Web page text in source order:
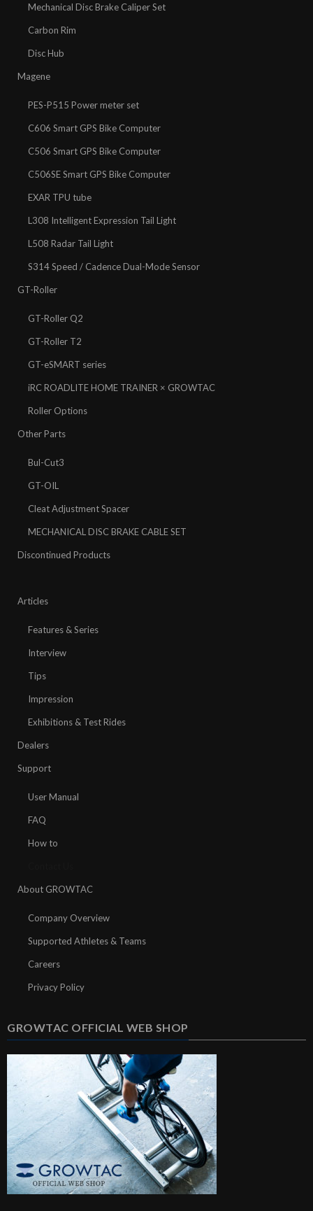
Mechanical Disc Brake Caliper Set
Carbon Rim
Disc Hub
Magene
PES-P515 Power meter set
C606 Smart GPS Bike Computer
C506 Smart GPS Bike Computer
C506SE Smart GPS Bike Computer
EXAR TPU tube
L308 Intelligent Expression Tail Light
L508 Radar Tail Light
S314 Speed / Cadence Dual-Mode Sensor
GT-Roller
GT-Roller Q2
GT-Roller T2
GT-eSMART series
iRC ROADLITE HOME TRAINER × GROWTAC
Roller Options
Other Parts
Bul-Cut3
GT-OIL
Cleat Adjustment Spacer
MECHANICAL DISC BRAKE CABLE SET
Discontinued Products
Articles
Features & Series
Interview
Tips
Impression
Exhibitions & Test Rides
Dealers
Support
User Manual
FAQ
How to
About GROWTAC
Company Overview
Supported Athletes & Teams
Careers
Privacy Policy
GROWTAC OFFICIAL WEB SHOP